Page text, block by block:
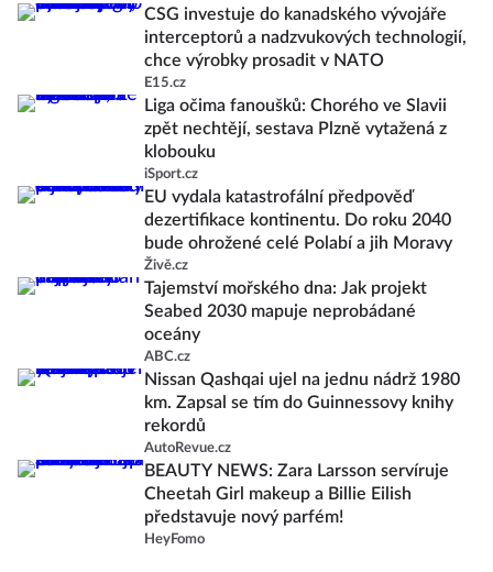
CSG investuje do kanadského vývojáře
interceptorů a nadzvukových technologií,
chce výrobky prosadit v NATO
E15.cz
Liga očima fanoušků: Chorého ve Slavii
zpět nechtějí, sestava Plzně vytažená z
klobouku
iSport.cz
EU vydala katastrofální předpověď
dezertifikace kontinentu. Do roku 2040
bude ohrožené celé Polabí a jih Moravy
Živě.cz
Tajemství mořského dna: Jak projekt
Seabed 2030 mapuje neprobádané
oceány
ABC.cz
Nissan Qashqai ujel na jednu nádrž 1980
km. Zapsal se tím do Guinnessovy knihy
rekordů
AutoRevue.cz
BEAUTY NEWS: Zara Larsson servíruje
Cheetah Girl makeup a Billie Eilish
představuje nový parfém!
HeyFomo